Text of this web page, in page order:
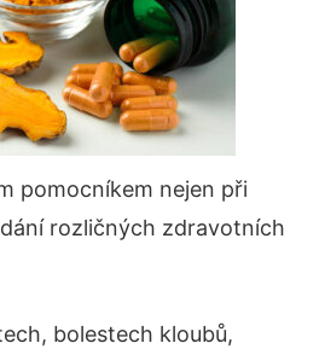
pomocníkem nejen při
rozličných zdravotních
bolestech kloubů,